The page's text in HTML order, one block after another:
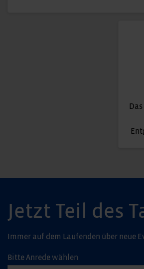
Jetzt Teil des
Immer auf dem Laufenden über neue
Bitte Anrede wählen